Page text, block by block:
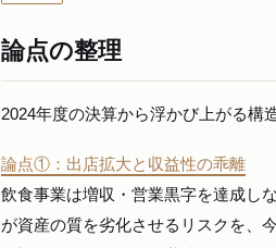
論点の整理
2024年度の決算から浮かび上がる構
論点①：出店拡大と収益性の乖離
飲食事業は増収・営業黒字を達成し
が資産の質を劣化させるリスクを、